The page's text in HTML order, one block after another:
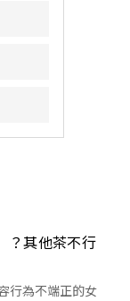
？其他茶不行
行為不端正的女